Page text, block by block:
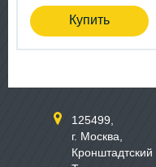
Купить
125499,
г. Москва,